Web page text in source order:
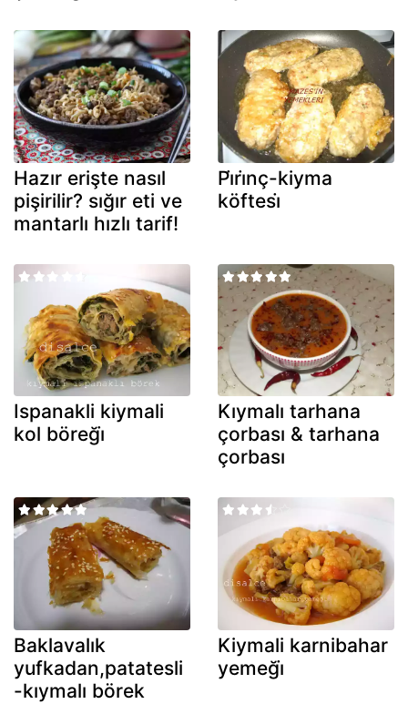
Hazır erişte nasıl
pişirilir? sığır eti ve
mantarlı hızlı tarif!
Pi̇ri̇nç-kiyma
köftesi̇
Ispanakli kiymali
kol böreği̇
Kıymalı tarhana
çorbası & tarhana
çorbası
Baklavalık
yufkadan,patatesli
-kıymalı börek
Kiymali karnibahar
yemeği̇